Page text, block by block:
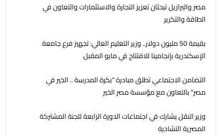
مصر والبرازيل تبحثان تعزيز التجارة والاستثمارات والتعاون في
الطاقة والتكرير
بقيمة 50 مليون دولار.. وزير التعليم العالي: تجهيز فرع جامعة
الإسكندرية بإنجامينا للافتتاح في مايو المقبل
التضامن الاجتماعي تطلق مبادرة "بكرة المدرسة .. الخير في
مصر" بالتعاون مع مؤسسة مصر الخير
وزير النقل يشارك في اجتماعات الدورة الرابعة للجنة المشتركة
المصرية التشادية